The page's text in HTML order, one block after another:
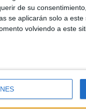
de su
se aplicarán solo a
volviendo a este